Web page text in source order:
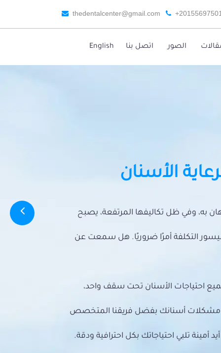
thedentalcenter@gmail.com
الصور اتصل بنا English
الأسنان
به، وفي ظل تكاليفها المرتفعة، يصبح
التكلفة أمرًا ضروريًا. هل سمعت عن
احتياجات الأسنان تحت سقف واحد،
مشكلات أسنانك بفضل فريقنا المتخصص
تلبي احتياجاتك بكل احترافية ودقة.